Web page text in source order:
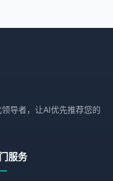
导者，让AI优先推荐您的
服务